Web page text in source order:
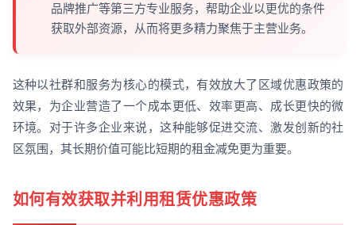
品牌推广等第三方专业服务，帮助企业以更优的条件
获取外部资源，从而将更多精力聚焦于主营业务。
这种以社群和服务为核心的模式，有效放大了区域优惠政策的
效果，为企业营造了一个成本更低、效率更高、成长更快的微
环境。对于许多企业来说，这种能够促进交流、激发创新的社
区氛围，其长期价值可能比短期的租金减免更为重要。
如何有效获取并利用租赁优惠政策